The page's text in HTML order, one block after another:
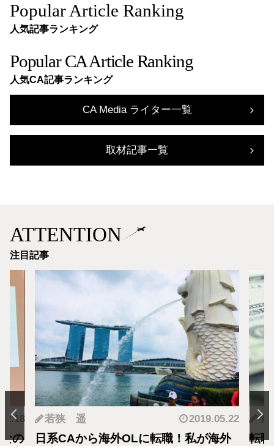
Popular Article Ranking
人気記事ランキング
Popular CA Article Ranking
人気CA記事ランキング
CA Media ライター一覧
取材記事一覧
ATTENTION
注目記事
の
若狭 遥 2019.05.22
日系CAから海外OLに転職！私が海外
羽
転